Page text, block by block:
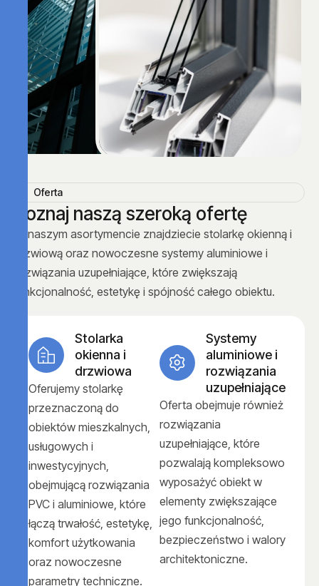
Oferta
oznaj naszą szeroką ofertę
W naszym asortymencie znajdziecie stolarkę okienną i
drzwiową oraz nowoczesne systemy aluminiowe i
rozwiązania uzupełniające, które zwiększają
funkcjonalność, estetykę i spójność całego obiektu.
Stolarka
okienna i
drzwiowa
Oferujemy stolarkę
przeznaczoną do
obiektów mieszkalnych,
usługowych i
inwestycyjnych,
obejmującą rozwiązania
PVC i aluminiowe, które
łączą trwałość, estetykę,
komfort użytkowania
oraz nowoczesne
parametry techniczne.
Systemy
aluminiowe i
rozwiązania
uzupełniające
Oferta obejmuje również
rozwiązania
uzupełniające, które
pozwalają kompleksowo
wyposażyć obiekt w
elementy zwiększające
jego funkcjonalność,
bezpieczeństwo i walory
architektoniczne.